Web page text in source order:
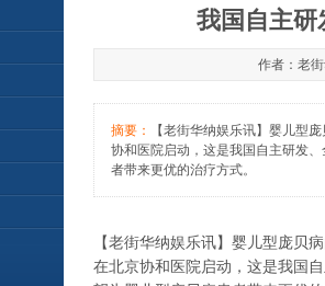
我国自主研
作者：老
摘要：
【老街华纳娱乐讯】婴儿型
协和医院启动，这是我国自主研发
者带来更优的治疗方式。
【老街华纳娱乐讯】婴儿型庞贝
在北京协和医院启动，这是我国